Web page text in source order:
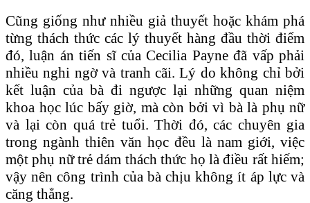
Cũng giống như nhiều giả thuyết hoặc khám phá
từng thách thức các lý thuyết hàng đầu thời điểm
đó, luận án tiến sĩ của Cecilia Payne đã vấp phải
nhiều nghi ngờ và tranh cãi. Lý do không chỉ bởi
kết luận của bà đi ngược lại những quan niệm
khoa học lúc bấy giờ, mà còn bởi vì bà là phụ nữ
và lại còn quá trẻ tuổi. Thời đó, các chuyên gia
trong ngành thiên văn học đều là nam giới, việc
một phụ nữ trẻ dám thách thức họ là điều rất hiếm;
vậy nên công trình của bà chịu không ít áp lực và
căng thẳng.